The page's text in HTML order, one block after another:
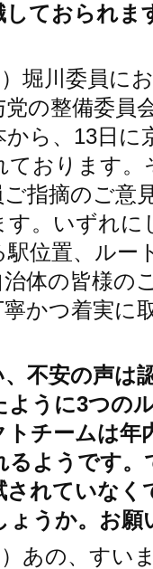
ておられ
堀川委員に
の整備委員
から、13日に
おります
指摘のご意
。いずれに
位置、ルー
体の皆様の
かつ着実に
不安の声は
うに3つの
チームは年
ようです
れていなく
うか。お願
あの、すい